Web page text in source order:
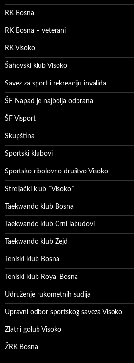
RK Bosna
RK Bosna – veterani
RK Visoko
Šahovski klub Visoko
Savez za sport i rekreaciju invalida
ŠF Napad je najbolja odbrana
ŠF Visport
Skupština
Sportski klubovi
Sportsko ribolovno društvo Visoko
Streljački klub ˝Visoko˝
Taekwando klub Bosna
Taekwando klub Crni labudovi
Taekwando klub Zejd
Teniski klub Bosna
Teniski klub Royal Bosna
Udruženje rukometnih sudija
Upravni odbor sportskog saveza Visoko
Zlatni golub Visoko
ŽRK Bosna